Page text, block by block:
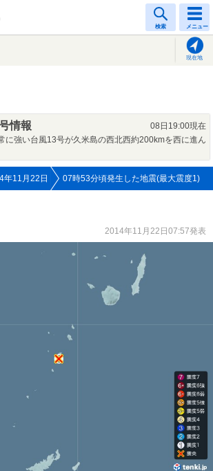
検索 メニュー
現在地
情報
08日19:00現在
に強い台風13号が久米島の西北西約200kmを西に進ん
年11月22日 07時53分頃発生した地震(最大震度1)
2014年11月22日07:57発表